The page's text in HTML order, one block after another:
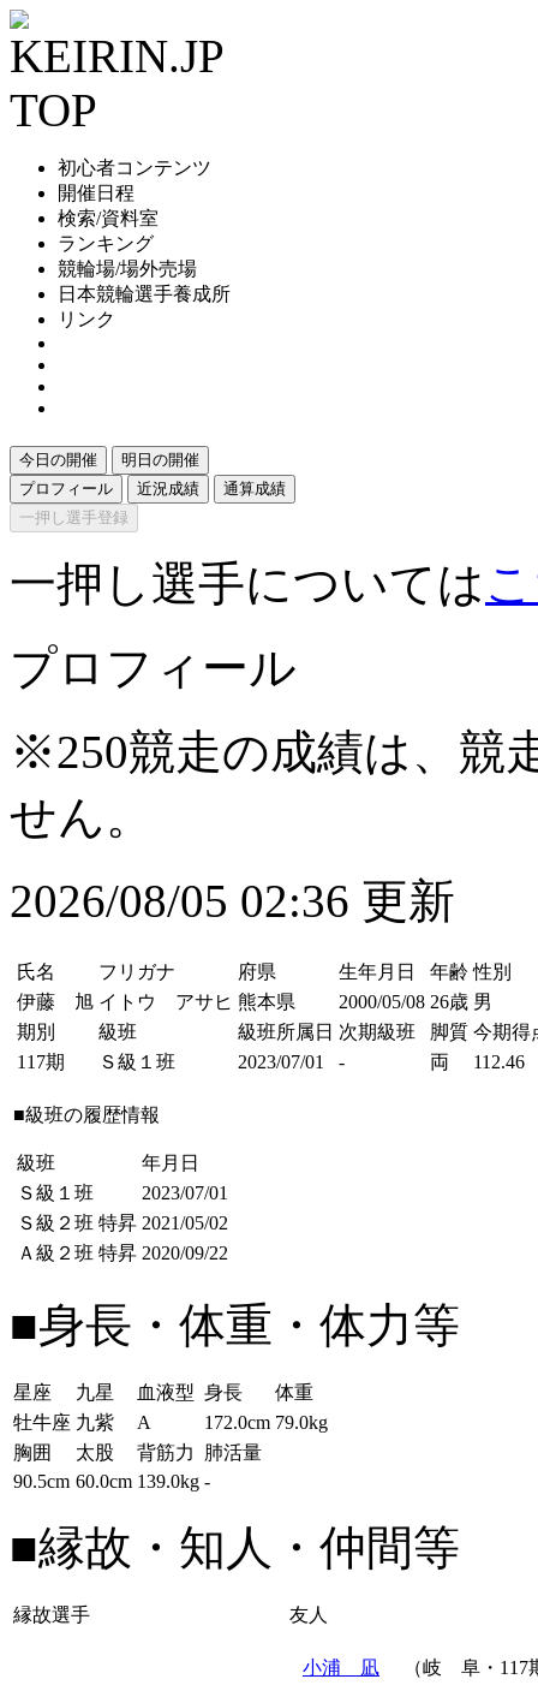
初心者コンテンツ
開催日程
検索/資料室
ランキング
競輪場/場外売場
日本競輪選手養成所
リンク
今日の開催
明日の開催
プロフィール
近況成績
通算成績
一押し選手登録
一押し選手については
プロフィール
※250競走の成績は、競
せん。
2026/08/05 02:36 更新
氏名 フリガナ 府県 生年月日 年齢 性別
伊藤 旭 イトウ アサヒ 熊本県 2000/05/08 26歳 男
期別
級班 級班所属日 次期級班 脚質 今期得
117期
Ｓ級１班 2023/07/01 - 両 112.46
■級班の履歴情報
級班
年月日
Ｓ級１班
2023/07/01
Ｓ級２班 特昇 2021/05/02
Ａ級２班 特昇 2020/09/22
■身長・体重・体力等
星座 九星 血液型 身長
体重
牡牛座 九紫 A 172.0cm 79.0kg
胸囲
太股 背筋力
肺活量
90.5cm 60.0cm 139.0kg -
■縁故・知人・仲間等
縁故選手 友人
小浦 凪 （岐 阜・117